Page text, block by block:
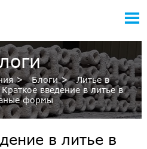

> Блоги> Литье в
Краткое введение в литье в
формы
в литье в